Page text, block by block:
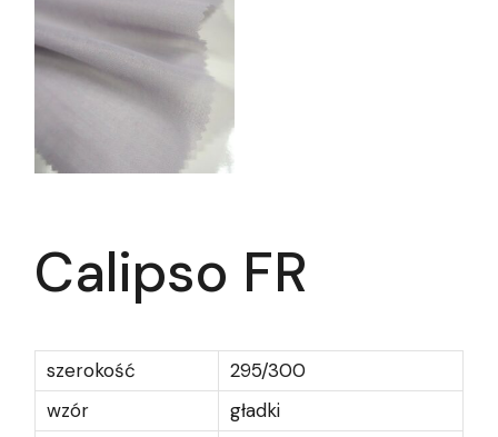
Calipso FR
szerokość
295/300
wzór
gładki